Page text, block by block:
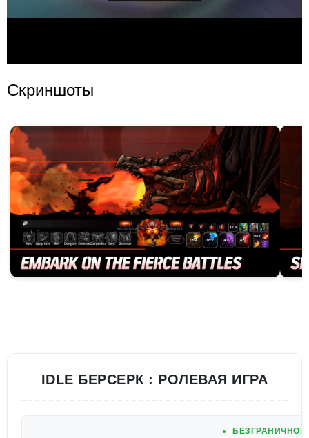
Скриншоты
IDLE БЕРСЕРК : РОЛЕВАЯ ИГРА
БЕЗГРАНИЧНОЕ